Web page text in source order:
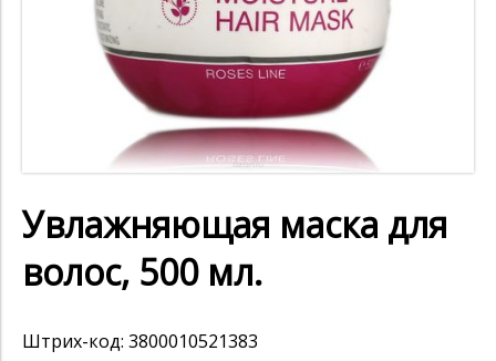
Увлажняющая маска для
волос, 500 мл.
Штрих-код: 3800010521383